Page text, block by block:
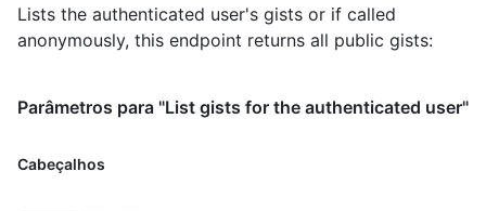
Lists the authenticated user's gists or if called
anonymously, this endpoint returns all public gists:
Parâmetros para "List gists for the authenticated user"
Cabeçalhos